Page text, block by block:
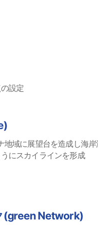
設定
域に展望台を造成し海岸
にスカイラインを形成
(green Network)